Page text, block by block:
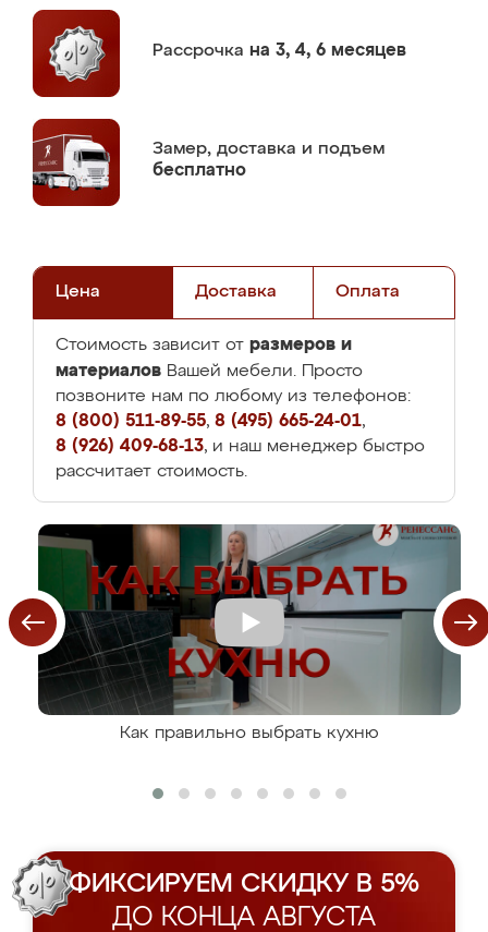
Рассрочка на 3, 4, 6 месяцев
Замер, доставка и подъем
бесплатно
Цена Доставка Оплата
Стоимость зависит от размеров и
материалов Вашей мебели. Просто
позвоните нам по любому из телефонов:
8 (800) 511-89-55, 8 (495) 665-24-01,
8 (926) 409-68-13, и наш менеджер быстро
рассчитает стоимость.
Как правильно выбрать кухню
ФИКСИРУЕМ СКИДКУ В 5%
ДО КОНЦА АВГУСТА